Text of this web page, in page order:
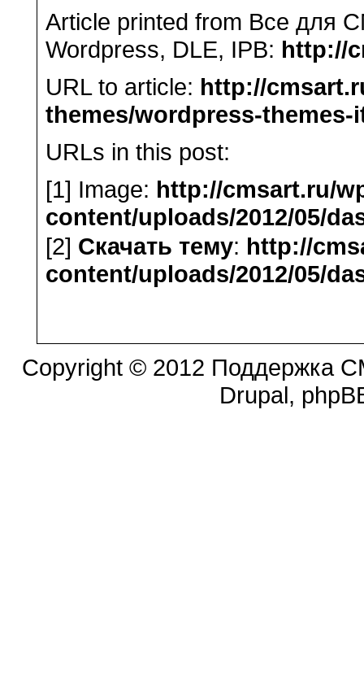
Article printed from Все для
Wordpress, DLE, IPB: http://
URL to article: http://
themes/wordpress-themes-
URLs in this post:
[1] Image: http://cmsart.ru/
content/uploads/2012/05/
[2] Скачать тему: http://
content/uploads/2012/05/
Copyright © 2012 Поддержка
Drupal,